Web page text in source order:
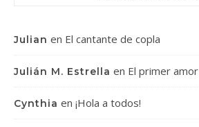
Julian en El cantante de copla
Julián M. Estrella en El primer amor
Cynthia en ¡Hola a todos!